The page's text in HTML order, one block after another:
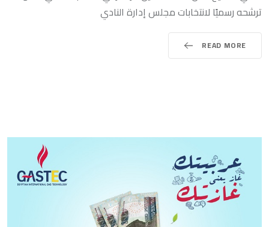
ترشحه رسميًا لانتخابات مجلس إدارة النادي
READ MORE